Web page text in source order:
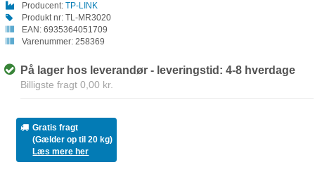
Producent: TP-LINK
Produkt nr: TL-MR3020
EAN: 6935364051709
Varenummer: 258369
På lager hos leverandør - leveringstid: 4-8 hverdage
Billigste fragt 0,00 kr.
Gratis fragt
(Gælder op til 20 kg)
Læs mere her